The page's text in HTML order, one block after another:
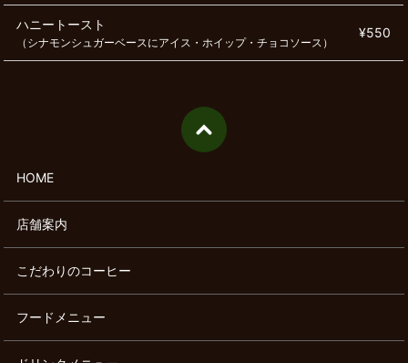
ハニートースト
（シナモンシュガーベースにアイス・ホイップ・チョコソース）
¥550
HOME
店舗案内
こだわりのコーヒー
フードメニュー